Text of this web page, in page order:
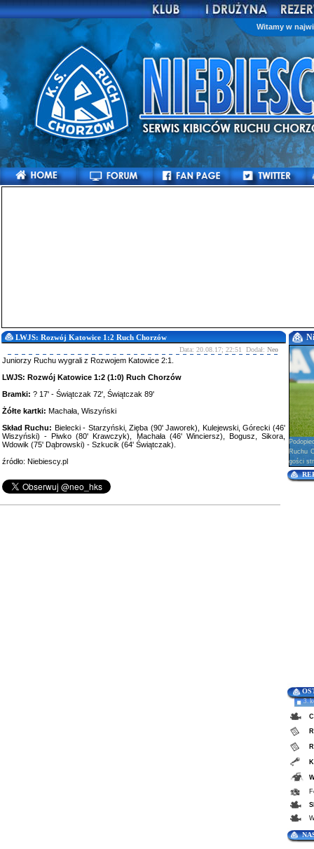
Witamy w
LWJS: Rozwój Katowice 1:2 Ruch Chorzów
Data: 20.08.17; 22:51 Dodał: Neo
Juniorzy Ruchu wygrali z Rozwojem Katowice 2:1.
LWJS: Rozwój Katowice 1:2 (1:0) Ruch Chorzów
Bramki: ? 17' - Świątczak 72', Świątczak 89'
Żółte kartki: Machała, Wiszyński
Skład Ruchu: Bielecki - Starzyński, Zięba (90' Jaworek), Kulejewski, Górecki (46'
Wiszyński) - Piwko (80' Krawczyk), Machała (46' Winciersz), Bogusz, Sikora,
Wdowik (75' Dąbrowski) - Szkucik (64' Świątczak).
źródło: Niebiescy.pl
Ruchu
gości
3.